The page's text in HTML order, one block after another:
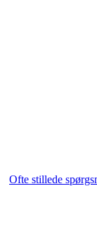
Ofte stillede